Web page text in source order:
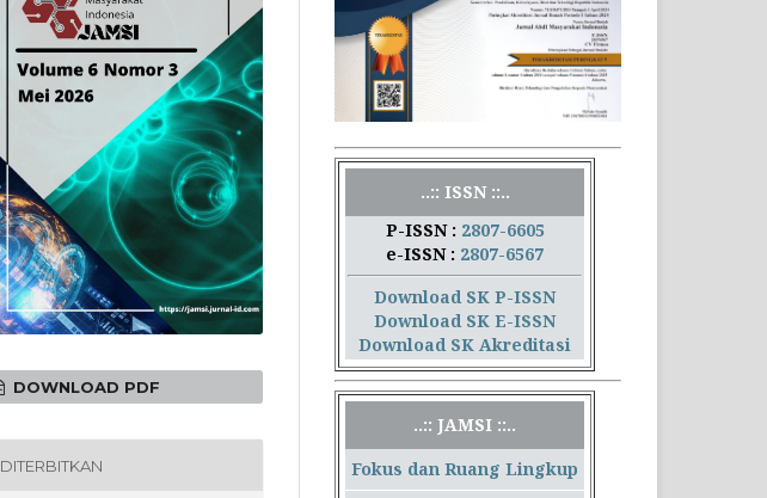
DOWNLOAD PDF
DITERBITKAN
..:: ISSN ::..
P-ISSN : 2807-6605
e-ISSN : 2807-6567
Download SK P-ISSN
Download SK E-ISSN
Download SK Akreditasi
..:: JAMSI ::..
Fokus dan Ruang Lingkup